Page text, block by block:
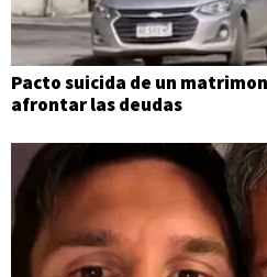
Pacto suicida de un
afrontar las deudas